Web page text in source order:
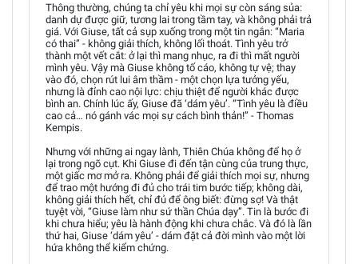
Thông thường, chúng ta chỉ yêu khi mọi sự còn sáng sủa:
danh dự được giữ, tương lai trong tầm tay, và không phải trả
giá. Với Giuse, tất cả sụp xuống trong một tin ngắn: “Maria
có thai” - không giải thích, không lối thoát. Tình yêu trở
thành một vết cắt: ở lại thì mang nhục, ra đi thì mất người
mình yêu. Vậy mà Giuse không tố cáo, không tự vệ; thay
vào đó, chọn rút lui âm thầm - một chọn lựa tưởng yếu,
nhưng là đỉnh cao nội lực: chịu thiệt để người khác được
bình an. Chính lúc ấy, Giuse đã ‘dám yêu’. “Tình yêu là điều
cao cả… nó gánh vác mọi sự cách bình thản!” - Thomas
Kempis.
Nhưng với những ai ngay lành, Thiên Chúa không để họ ở
lại trong ngõ cụt. Khi Giuse đi đến tận cùng của trung thực,
một giấc mơ mở ra. Không phải để giải thích mọi sự, nhưng
để trao một hướng đi đủ cho trái tim bước tiếp; không dài,
không giải thích hết, chỉ đủ để ông biết: đừng sợ! Và thật
tuyệt vời, “Giuse làm như sứ thần Chúa dạy”. Tin là bước đi
khi chưa hiểu; yêu là hành động khi chưa chắc. Và đó là lần
thứ hai, Giuse ‘dám yêu’ - dám đặt cả đời mình vào một lời
hứa không thể kiểm chứng.